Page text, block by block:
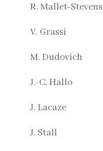
R. Mallet-Stevens
V. Grassi
M. Dudovich
J.-C. Hallo
J. Lacaze
J. Stall